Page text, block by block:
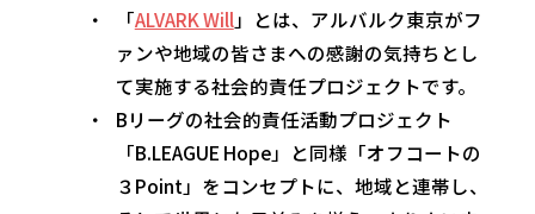
「ALVARK Will」とは、アルバルク東京がフ
ァンや地域の皆さまへの感謝の気持ちとし
て実施する社会的責任プロジェクトです。
Bリーグの社会的責任活動プロジェクト
「B.LEAGUE Hope」と同様「オフコートの
３Point」をコンセプトに、地域と連帯し、